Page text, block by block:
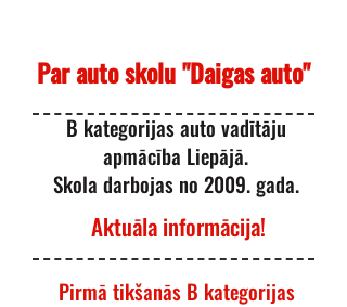
Par auto skolu "Daigas auto"
B kategorijas auto vadītāju
apmācība Liepājā.
Skola darbojas no 2009. gada.
Aktuāla informācija!
Pirmā tikšanās B kategorijas